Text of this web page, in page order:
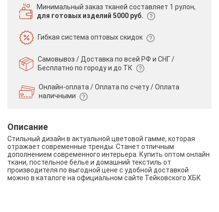
Минимальный заказ тканей составляет 1 рулон,
для готовых изделий 5000 руб.
Гибкая системаоптовых скидок
Самовывоз / Доставка по всей РФ и СНГ /
Бесплатно по городу и до ТК
Онлайн-оплата / Оплата по счету /Оплата
наличными
Описание
Стильный дизайн в актуальной цветовой гамме, которая
отражает современные тренды. Станет отличным
дополнением современного интерьера. Купить оптом онлайн
ткани, постельное белье и домашний текстиль от
производителя по выгодной цене с удобной доставкой
можно в каталоге на официальном сайте Тейковского ХБК